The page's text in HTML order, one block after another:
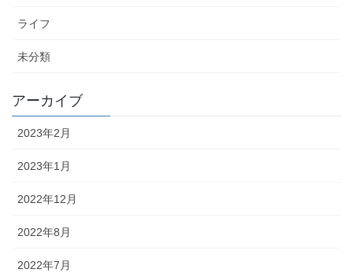
ライフ
未分類
アーカイブ
2023年2月
2023年1月
2022年12月
2022年8月
2022年7月